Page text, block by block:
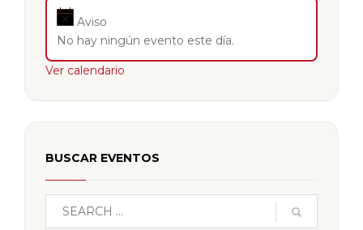
Aviso
No hay ningún evento este día.
Ver calendario
BUSCAR EVENTOS